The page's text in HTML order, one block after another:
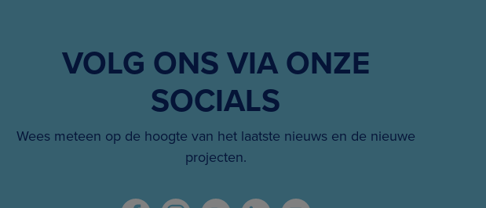
VOLG ONS VIA ONZE
SOCIALS
Wees meteen op de hoogte van het laatste nieuws en de nieuwe
projecten.